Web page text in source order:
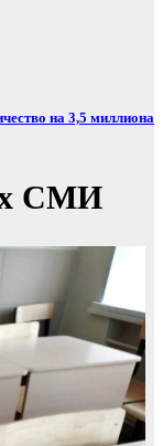
на 3,5 миллиона